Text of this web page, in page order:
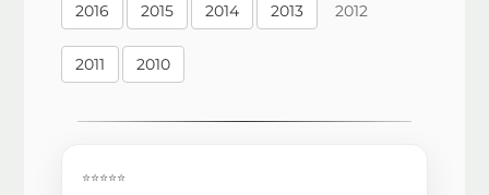
2016 2015 2014 2013 2012
2011 2010
⭐⭐⭐⭐⭐